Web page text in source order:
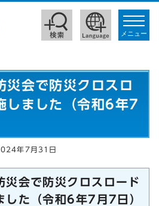
toggle
メニュー
災会で防災クロスロ
しました（令和6年7
年7月31日
災会で防災クロスロード
した（令和6年7月7日）